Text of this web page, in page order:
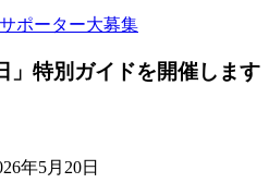
」特別ガイドを開催します
年5月20日